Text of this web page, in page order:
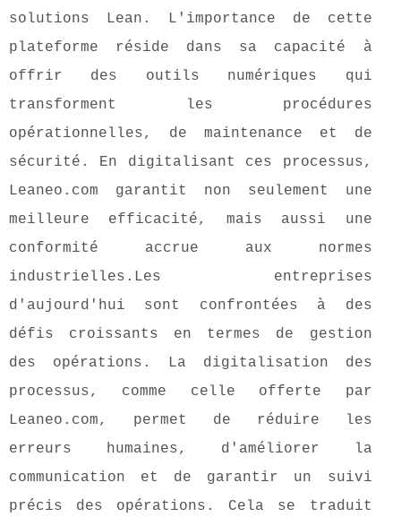
solutions Lean. L'importance de cette
plateforme réside dans sa capacité à
offrir des outils numériques qui
transforment les procédures
opérationnelles, de maintenance et de
sécurité. En digitalisant ces processus,
Leaneo.com garantit non seulement une
meilleure efficacité, mais aussi une
conformité accrue aux normes
industrielles.Les entreprises
d'aujourd'hui sont confrontées à des
défis croissants en termes de gestion
des opérations. La digitalisation des
processus, comme celle offerte par
Leaneo.com, permet de réduire les
erreurs humaines, d'améliorer la
communication et de garantir un suivi
précis des opérations. Cela se traduit